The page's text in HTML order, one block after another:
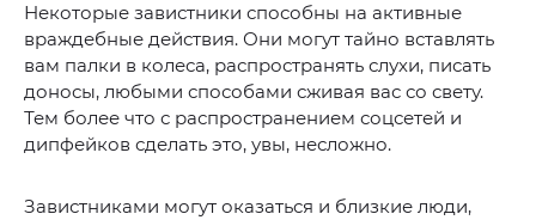
Некоторые завистники способны на активные
враждебные действия. Они могут тайно вставлять
вам палки в колеса, распространять слухи, писать
доносы, любыми способами сживая вас со свету.
Тем более что с распространением соцсетей и
дипфейков сделать это, увы, несложно.
Завистниками могут оказаться и близкие люди,